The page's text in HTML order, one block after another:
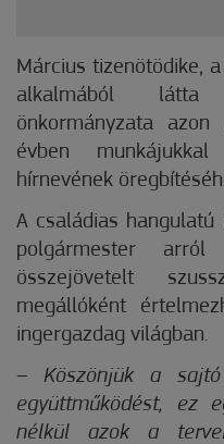
Március tizenötödike,
alkalmából látta
önkormányzata
évben
hírnevének
A családias hangulatú
polgármester
összejövetelt
megállóként
ingergazdag világban.
– Köszönjük a
együttműködést, ez
nélkül azok a